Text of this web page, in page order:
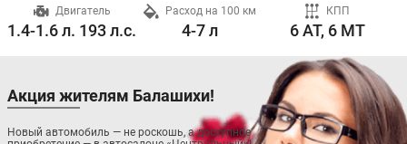
Двигатель
1.4-1.6 л. 193 л.с.
Расход на 100 км
4-7 л
КПП
6 AT, 6 MT
Акция жителям Балашихи!
Новый автомобиль — не роскошь, а доступное